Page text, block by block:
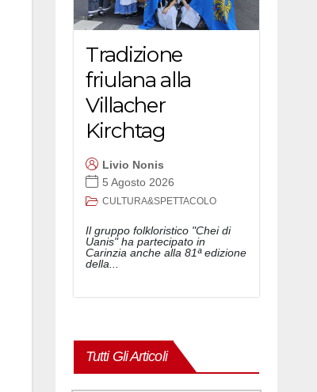
Tradizione
friulana alla
Villacher
Kirchtag
Livio Nonis
5 Agosto 2026
CULTURA&SPETTACOLO
Il gruppo folkloristico "Chei di
Uanis" ha partecipato in
Carinzia anche alla 81ª edizione
della...
Tutti Gli Articoli